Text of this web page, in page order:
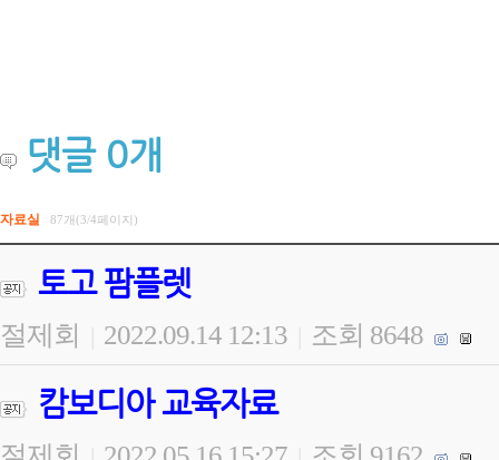
댓글 0개
자료실 87개(3/4페이지)
토고 팜플렛
절제회 2022.09.14 12:13 조회 8648
캄보디아 교육자료